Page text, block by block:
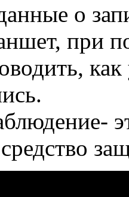
о
при
как